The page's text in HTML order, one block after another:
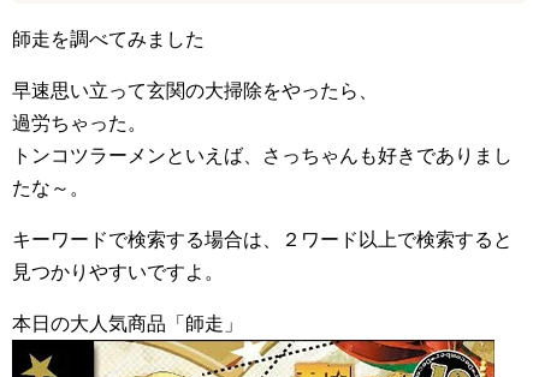
師走を調べてみました
早速思い立って玄関の大掃除をやったら、
過労ちゃった。
トンコツラーメンといえば、さっちゃんも好きでありまし
たな～。
キーワードで検索する場合は、２ワード以上で検索すると
見つかりやすいですよ。
本日の大人気商品「師走」